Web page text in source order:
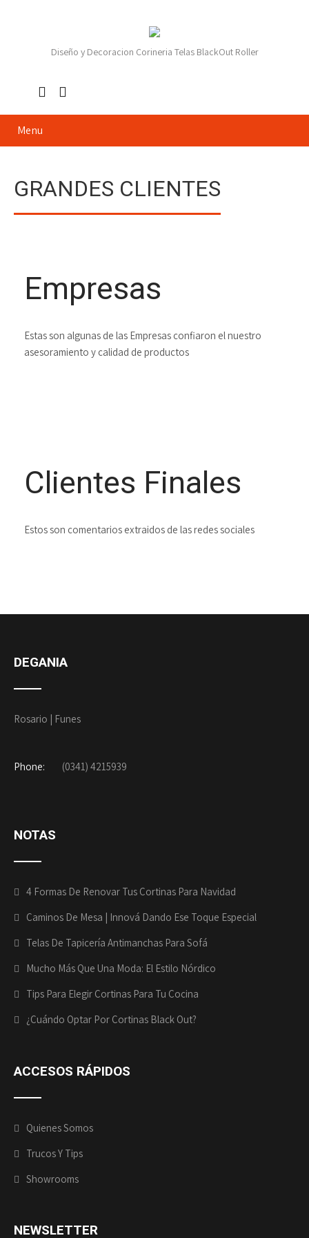
Diseño y Decoracion Corineria Telas BlackOut Roller
Menu
GRANDES CLIENTES
Empresas
Estas son algunas de las Empresas confiaron el nuestro
asesoramiento y calidad de productos
Clientes Finales
Estos son comentarios extraidos de las redes sociales
DEGANIA
Rosario | Funes
Phone: (0341) 4215939
NOTAS
4 Formas De Renovar Tus Cortinas Para Navidad
Caminos De Mesa | Innová Dando Ese Toque Especial
Telas De Tapicería Antimanchas Para Sofá
Mucho Más Que Una Moda: El Estilo Nórdico
Tips Para Elegir Cortinas Para Tu Cocina
¿Cuándo Optar Por Cortinas Black Out?
ACCESOS RÁPIDOS
Quienes Somos
Trucos Y Tips
Showrooms
NEWSLETTER